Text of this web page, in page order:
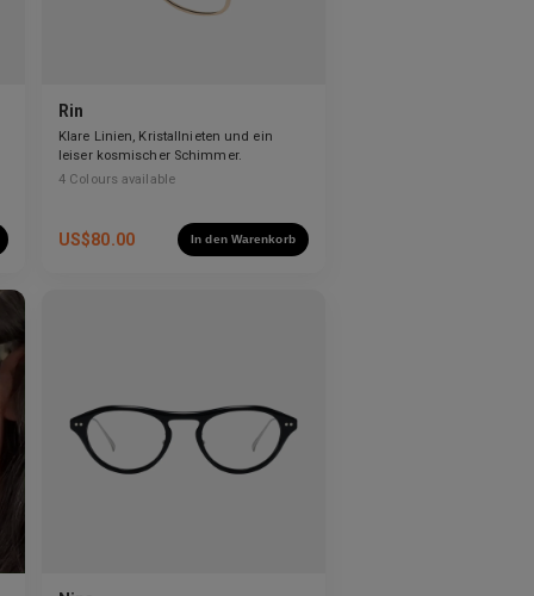
Rin
Klare Linien, Kristallnieten und ein
leiser kosmischer Schimmer.
4 Colours available
US$80.00 In den Warenkorb